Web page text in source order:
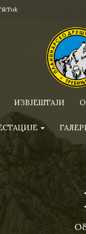
ИЗВЈЕШТАЈИ